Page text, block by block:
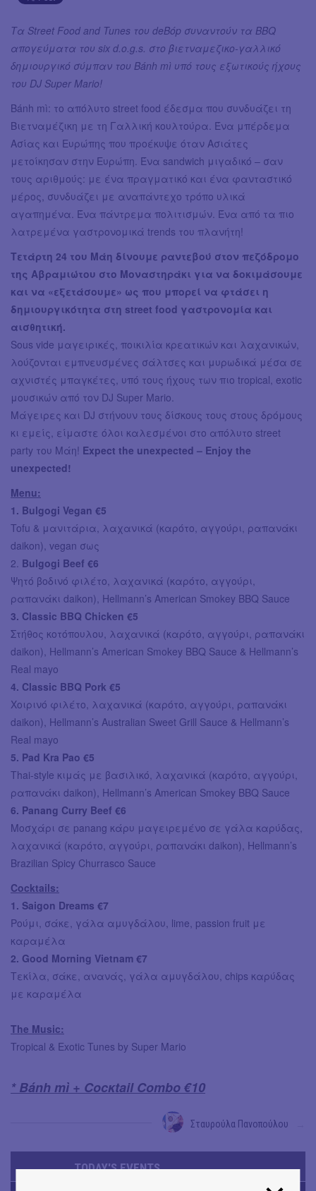
Τα Street Food and Tunes του deBόp συναντούν τα BBQ
απογεύματα του six d.o.g.s. στο βιετναμεζικο-γαλλικό
δημιουργικό σύμπαν του Bánh mì υπό τους εξωτικούς ήχους
του DJ Super Mario!
Bánh mì: το απόλυτο street food έδεσμα που συνδυάζει τη
Βιετναμέζικη με τη Γαλλική κουλτούρα. Ένα μπέρδεμα
Ασίας και Ευρώπης που προέκυψε όταν Ασιάτες
μετοίκησαν στην Ευρώπη. Ένα sandwich μιγαδικό – σαν
τους αριθμούς: με ένα πραγματικό και ένα φανταστικό
μέρος, συνδυάζει με αναπάντεχο τρόπο υλικά
αγαπημένα. Ένα πάντρεμα πολιτισμών. Ένα από τα πιο
λατρεμένα γαστρονομικά trends του πλανήτη!
Τετάρτη 24 του Μάη δίνουμε ραντεβού στον πεζόδρομο
της Αβραμιώτου στο Μοναστηράκι για να δοκιμάσουμε
και να «εξετάσουμε» ως που μπορεί να φτάσει η
δημιουργικότητα στη street food γαστρονομία και
αισθητική.
Sous vide μαγειρικές, ποικιλία κρεατικών και λαχανικών,
λούζονται εμπνευσμένες σάλτσες και μυρωδικά μέσα σε
αχνιστές μπαγκέτες, υπό τους ήχους των πιο tropical, exotic
μουσικών από τον DJ Super Mario.
Μάγειρες και DJ στήνουν τους δίσκους τους στους δρόμους
κι εμείς, είμαστε όλοι καλεσμένοι στο απόλυτο street
party του Μάη! Expect the unexpected – Enjoy the
unexpected!
Menu:
1. Bulgogi Vegan €5
Tofu & μανιτάρια, λαχανικά (καρότο, αγγούρι, ραπανάκι
daikon), vegan σως
2. Bulgogi Beef €6
Ψητό βοδινό φιλέτο, λαχανικά (καρότο, αγγούρι,
ραπανάκι daikon), Hellmann’s American Smokey BBQ Sauce
3. Classic BBQ Chicken €5
Στήθος κοτόπουλου, λαχανικά (καρότο, αγγούρι, ραπανάκι
daikon), Hellmann’s American Smokey BBQ Sauce & Hellmann’s
Real mayo
4. Classic BBQ Pork €5
Χοιρινό φιλέτο, λαχανικά (καρότο, αγγούρι, ραπανάκι
daikon), Hellmann’s Australian Sweet Grill Sauce & Hellmann’s
Real mayo
5. Pad Kra Pao €5
Thai-style κιμάς με βασιλικό, λαχανικά (καρότο, αγγούρι,
ραπανάκι daikon), Hellmann’s American Smokey BBQ Sauce
6. Panang Curry Beef €6
Μοσχάρι σε panang κάρυ μαγειρεμένο σε γάλα καρύδας,
λαχανικά (καρότο, αγγούρι, ραπανάκι daikon), Hellmann’s
Brazilian Spicy Churrasco Sauce
Cocktails:
1. Saigon Dreams €7
Ρούμι, σάκε, γάλα αμυγδάλου, lime, passion fruit με
καραμέλα
2. Good Morning Vietnam €7
Τεκίλα, σάκε, ανανάς, γάλα αμυγδάλου, chips καρύδας
με καραμέλα
The Music:
Tropical & Exotic Tunes by Super Mario
* Bánh mì + Cocκtail Combo €10
Σταυρούλα Πανοπούλου
TODAY'S EVENTS